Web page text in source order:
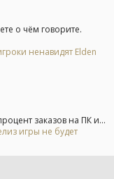
о чём говорите.
ненавидят Elden
заказов на ПК и...
игры не будет